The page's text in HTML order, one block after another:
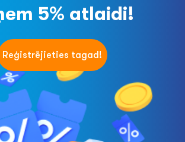
5% atlaidi!
Reģistrējieties tagad!